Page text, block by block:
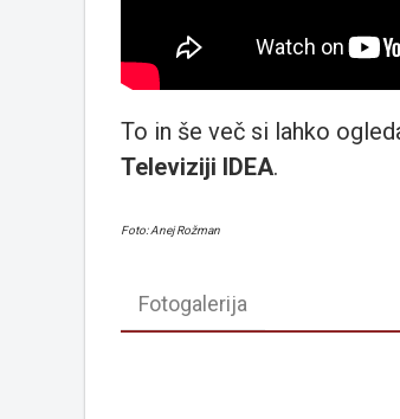
To in še več si lahko
Televiziji IDEA.
Foto: Anej Rožman
Fotogalerija